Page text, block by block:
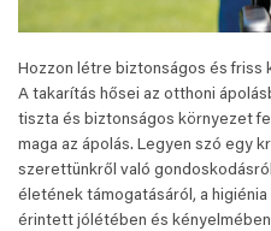
Hozzon létre biztonságos és friss
A takarítás hősei az otthoni
tiszta és biztonságos környezet
maga az ápolás. Legyen szó egy
szerettünkről való
életének támogatásáról, a
érintett jólétében és